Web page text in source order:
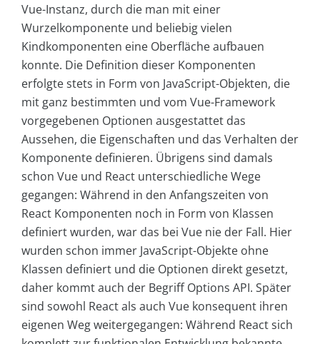
Vue-Instanz, durch die man mit einer
Wurzelkomponente und beliebig vielen
Kindkomponenten eine Oberfläche aufbauen
konnte. Die Definition dieser Komponenten
erfolgte stets in Form von JavaScript-Objekten, die
mit ganz bestimmten und vom Vue-Framework
vorgegebenen Optionen ausgestattet das
Aussehen, die Eigenschaften und das Verhalten der
Komponente definieren. Übrigens sind damals
schon Vue und React unterschiedliche Wege
gegangen: Während in den Anfangszeiten von
React Komponenten noch in Form von Klassen
definiert wurden, war das bei Vue nie der Fall. Hier
wurden schon immer JavaScript-Objekte ohne
Klassen definiert und die Optionen direkt gesetzt,
daher kommt auch der Begriff Options API. Später
sind sowohl React als auch Vue konsequent ihren
eigenen Weg weitergegangen: Während React sich